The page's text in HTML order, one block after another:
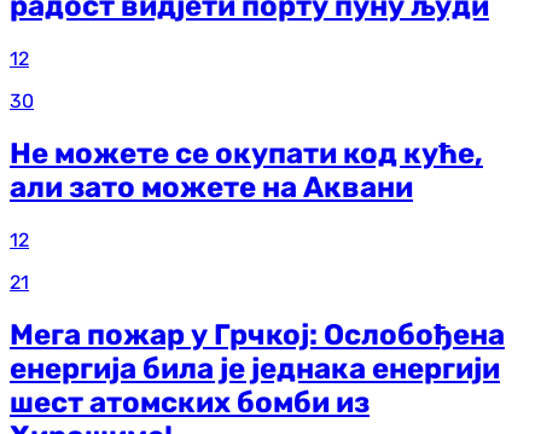
12
30
Не можете се окупати код куће,
али зато можете на Аквани
12
21
Мега пожар у Грчкој: Ослобођена
енергија била је једнака енергији
шест атомских бомби из